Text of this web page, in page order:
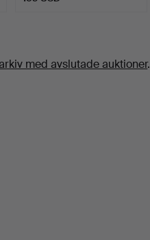
med avslutade auktioner.